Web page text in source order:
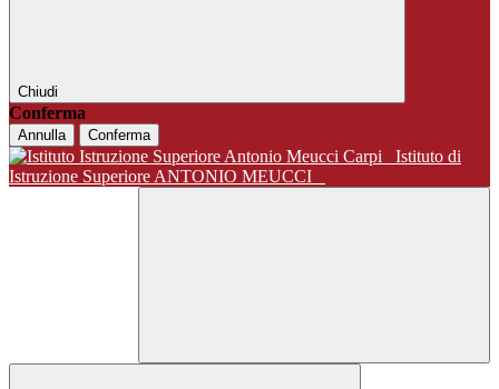
Chiudi
Conferma
Annulla Conferma
Istituto di
Istruzione Superiore ANTONIO MEUCCI